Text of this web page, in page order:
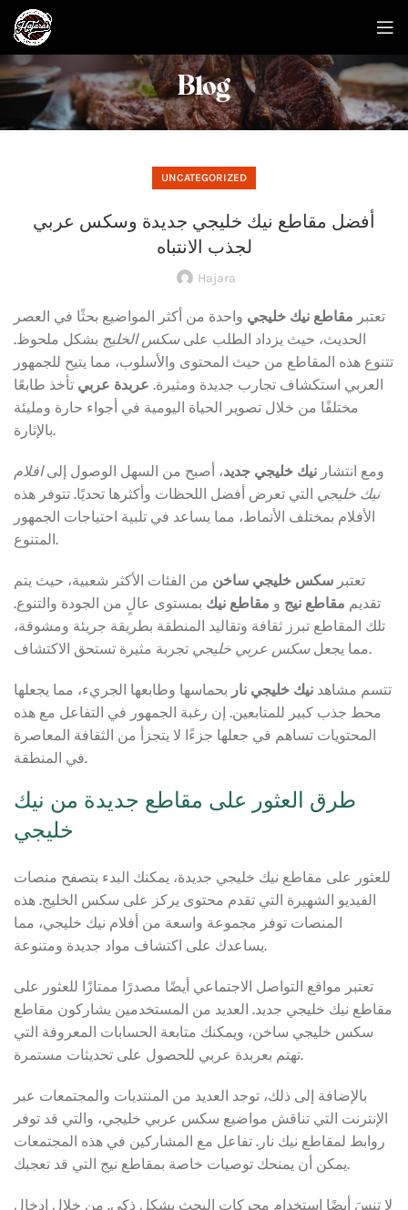
Blog
UNCATEGORIZED
أفضل مقاطع نيك خليجي جديدة وسكس عربي
لجذب الانتباه
Hajara
تعتبر مقاطع نيك خليجي واحدة من أكثر المواضيع بحثًا في العصر
الحديث، حيث يزداد الطلب علىسكس الخليج بشكل ملحوظ.
تتنوع هذه المقاطع من حيث المحتوى والأسلوب، مما يتيح للجمهور
العربي استكشاف تجارب جديدة ومثيرة. عربدة عربي تأخذ طابعًا
مختلفًا من خلال تصوير الحياة اليومية في أجواء حارة ومليئة
بالإثارة.
ومع انتشار نيك خليجي جديد، أصبح من السهل الوصول إلىافلام
نيك خليجي التي تعرض أفضل اللحظات وأكثرها تحديًا. تتوفر هذه
الأفلام بمختلف الأنماط، مما يساعد في تلبية احتياجات الجمهور
المتنوع.
تعتبر سكس خليجي ساخن من الفئات الأكثر شعبية، حيث يتم
تقديم مقاطع نيج و مقاطع نيك بمستوى عالٍ من الجودة والتنوع.
تلك المقاطع تبرز ثقافة وتقاليد المنطقة بطريقة جريئة ومشوقة،
مما يجعلسكس عربي خليجي تجربة مثيرة تستحق الاكتشاف.
تتسم مشاهد نيك خليجي نار بحماسها وطابعها الجريء، مما يجعلها
محط جذب كبير للمتابعين. إن رغبة الجمهور في التفاعل مع هذه
المحتويات تساهم في جعلها جزءًا لا يتجزأ من الثقافة المعاصرة
في المنطقة.
طرق العثور على مقاطع جديدة من نيك
خليجي
للعثور على مقاطع نيك خليجي جديدة، يمكنك البدء بتصفح منصات
الفيديو الشهيرة التي تقدم محتوى يركز على سكس الخليج. هذه
المنصات توفر مجموعة واسعة من أفلام نيك خليجي، مما
يساعدك على اكتشاف مواد جديدة ومتنوعة.
تعتبر مواقع التواصل الاجتماعي أيضًا مصدرًا ممتازًا للعثور على
مقاطع نيك خليجي جديد. العديد من المستخدمين يشاركون مقاطع
سكس خليجي ساخن، ويمكنك متابعة الحسابات المعروفة التي
تهتم بعربدة عربي للحصول على تحديثات مستمرة.
بالإضافة إلى ذلك، توجد العديد من المنتديات والمجتمعات عبر
الإنترنت التي تناقش مواضيع سكس عربي خليجي، والتي قد توفر
روابط لمقاطع نيك نار. تفاعل مع المشاركين في هذه المجتمعات
يمكن أن يمنحك توصيات خاصة بمقاطع نيج التي قد تعجبك.
لا تنسَ أيضًا استخدام محركات البحث بشكل ذكي. من خلال إدخال